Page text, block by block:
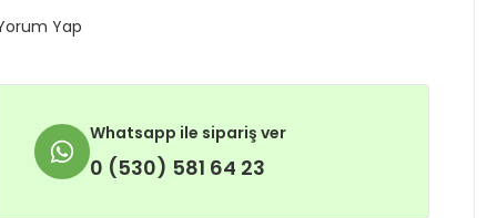
Yap
Whatsapp ile sipariş ver
0 (530) 581 64 23